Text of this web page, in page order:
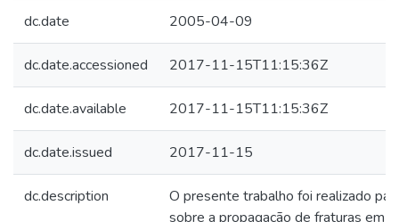
dc.date 2005-04-09
dc.date.accessioned 2017-11-15T11:15:36Z
dc.date.available 2017-11-15T11:15:36Z
dc.date.issued 2017-11-15
dc.description
O presente trabalho foi realizado
sobre a propagação de fraturas em